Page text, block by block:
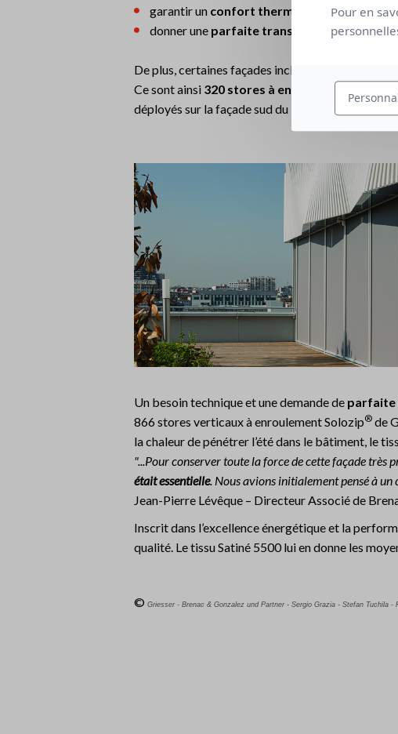
garantir un confort thermique
en
donner une parfaite transparence avec
De plus, certaines façades inclinées à 30
Ce sont ainsi 320 stores à enroulement ZIP du
déployés sur la façade sud du bâtiment.
Un besoin technique et une demande de parfaite
866 stores verticaux à enroulement Solozip® de
la chaleur de pénétrer l’été dans le bâtiment, le
"...Pour conserver toute la force de cette façade très
était essentielle. Nous avions initialement pensé à
Jean-Pierre Lévêque – Directeur Associé de
Inscrit dans l’excellence énergétique et la
qualité. Le tissu Satiné 5500 lui en donne les
© Griesser - Brenac & Gonzalez und Partner - Sergio Grazia - Stefan Tuchila
Pour en